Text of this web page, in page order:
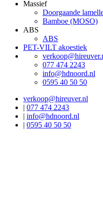
Massief
Doorgaande
Bamboe (MOSO)
ABS
ABS
PET-VILT akoestiek
077 474 2243
info@hdnoord.nl
0595 40 50 50
verkoop@hireuver.nl
| 077 474 2243
| info@hdnoord.nl
| 0595 40 50 50